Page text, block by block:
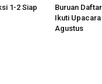
1-2 Siap
Buruan
Ikuti Upacara
Agustus